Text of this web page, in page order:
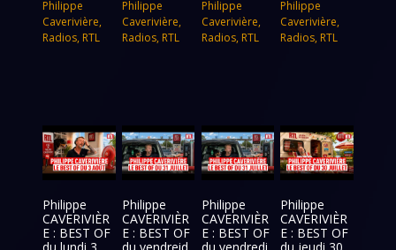
Philippe
Caverivière,
Radios, RTL
Philippe
Caverivière,
Radios, RTL
Philippe
Caverivière,
Radios, RTL
Philippe
Caverivière,
Radios, RTL
Philippe
CAVERIVIÈR
E : BEST OF
du lundi 3
Philippe
CAVERIVIÈR
E : BEST OF
du vendreid
Philippe
CAVERIVIÈR
E : BEST OF
du vendredi
Philippe
CAVERIVIÈR
E : BEST OF
du jeudi 30